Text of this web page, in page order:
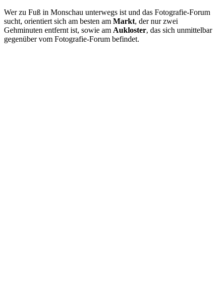
Wer zu Fuß in Monschau unterwegs ist und das Fotografie-Forum
sucht, orientiert sich am besten am Markt, der nur zwei
Gehminuten entfernt ist, sowie am Aukloster, das sich unmittelbar
gegenüber vom Fotografie-Forum befindet.